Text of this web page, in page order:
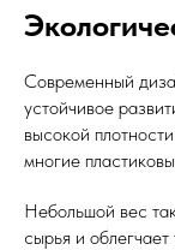
Современный
устойчивое
высокой
многие
Небольшой вес
сырья и